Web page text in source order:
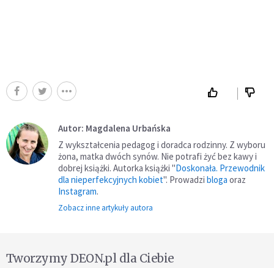
Autor: Magdalena Urbańska
Z wykształcenia pedagog i doradca rodzinny. Z wyboru
żona, matka dwóch synów. Nie potrafi żyć bez kawy i
dobrej książki. Autorka książki "Doskonała. Przewodnik
dla nieperfekcyjnych kobiet". Prowadzi bloga oraz
Instagram.
Zobacz inne artykuły autora
Tworzymy DEON.pl dla Ciebie